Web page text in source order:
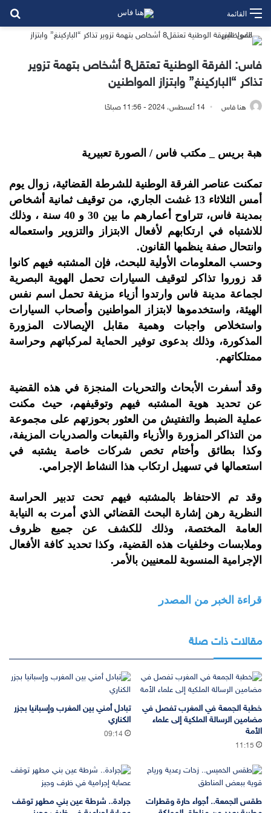
القائمة
فاس: الفرقة الوطنية تعتقل8 أشخاص بتهمة تزوير
تذاكر “الباركينغ” وابتزاز المواطنين
هنا فاس 14 أغسطس، 2024 - 11:56 صباحًا
هبة بريس _ مكتب فاس / الصورة تعبيرية
تمكنت عناصر الفرقة الوطنية للشرطة القضائية، زوال يوم
أمس الثلاثاء 13 غشت الجاري، من توقيف ثمانية أشخاص
بمدينة فاس، تتراوح أعمارهم ما بين 30 و 40 سنة ، وذلك
للاشتباه في ارتكابهم لأفعال الابتزاز والتزوير واستعماله
وانتحال صفة ينظمها القانون.
وحسب المعلومات الأولية للبحث، فإن المشتبه فيهم كانوا
قد زوروا تذاكر لتوقيف السيارات تحمل الهوية البصرية
لجماعة مدينة فاس وارتدوا أزياء مزيفة تحمل اسم نفس
الهيئة، واستخدموها لابتزاز المواطنين وأصحاب السيارات
واستخلاص واجبات وهمية مقابل الإيصالات المزورة
المذكورة، وذلك بدعوى توفير الحماية لمركباتهم وحراسة
ممتلكاتهم.
وقد أسفرت الأبحاث والتحريات المنجزة في هذه القضية
عن تحديد هوية المشتبه فيهم وتوقيفهم، حيث مكنت
عملية الضبط والتفتيش من العثور بحوزتهم على مجموعة
من التذاكر المزورة والأزياء والقبعات والصدريات المزيفة،
وكذا بطائق وأختام تخص شركات خاصة يشتبه في
استعمالها في تسهيل ارتكاب هذا النشاط الإجرامي.
وقد تم الاحتفاظ بالمشتبه فيهم تحت تدبير الحراسة
النظرية رهن إشارة البحث القضائي الذي أمرت به النيابة
العامة المختصة، وذلك للكشف عن جميع ظروف
وملابسات وخلفيات هذه القضية، وكذا تحديد كافة الأفعال
الإجرامية المنسوبة للمعنيين بالأمر.
قراءة الخبر من المصدر
مقالات ذات صلة
خطبة الجمعة في المغرب تفصل في
مضامين الرسالة الملكية إلى علماء
الأمة
11:15
تبادل أمني بين المغرب وإسبانيا بجزر
الكناري
09:14
طقس الجمعة.. أجواء حارة وقطرات
جرادة.. شرطة عين بني مطهر توقف